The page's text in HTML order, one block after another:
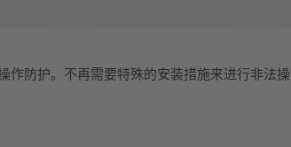
防护。不再需要特殊的安装措施来进行非法